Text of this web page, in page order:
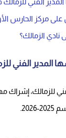
الفني
مركز الحارس
الزمالك؟
المدير الفني
للزمالك،